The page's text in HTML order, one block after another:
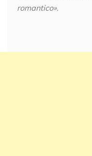
romantico».